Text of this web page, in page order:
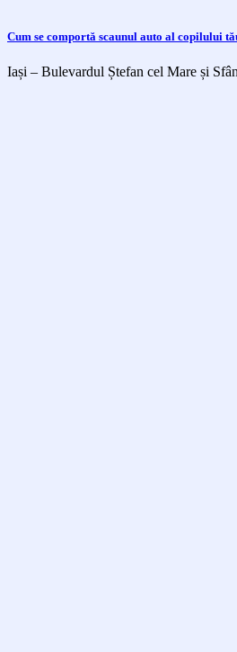
Cum se comportă scaunul auto al copilului
Iași – Bulevardul Ștefan cel Mare și